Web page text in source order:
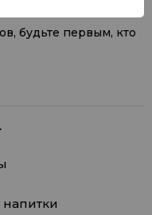
будьте первым, кто